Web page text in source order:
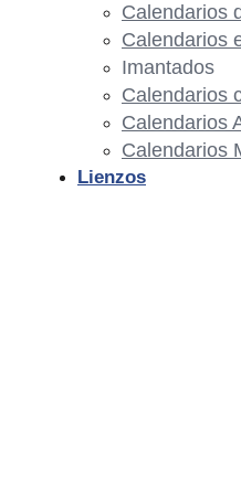
Calendarios
Calendarios
Imantados
Calendarios
Calendarios
Calendarios
Lienzos